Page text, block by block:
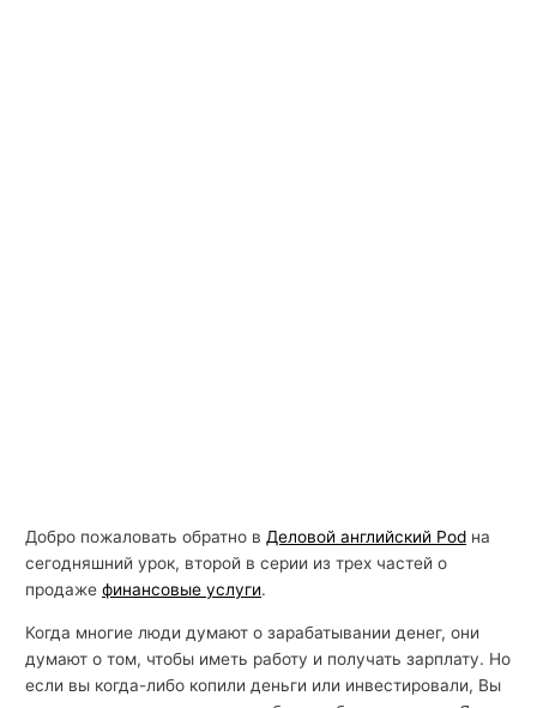
Добро пожаловать обратно вДеловой английский Pod на
сегодняшний урок, второй в серии из трех частей о
продажефинансовые услуги.
Когда многие люди думают о зарабатывании денег, они
думают о том, чтобы иметь работу и получать зарплату. Но
если вы когда-либо копили деньги или инвестировали, Вы